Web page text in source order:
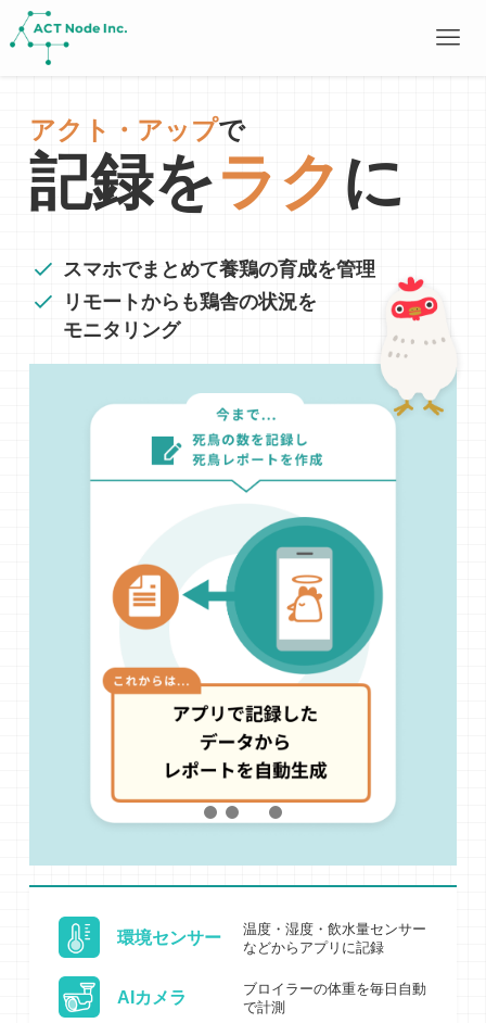
アクト・アップで
記録をラク に
スマホでまとめて養鶏の育成を管理
リモートからも鶏舎の状況を
モニタリング
環境センサー
温度・湿度・飲水量センサー
などからアプリに記録
AIカメラ
ブロイラーの体重を毎日自動
で計測